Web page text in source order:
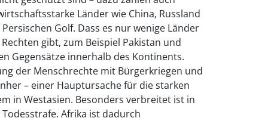
Länder wie China, Russland
Golf. Dass es nur wenige Länder
gibt, zum Beispiel Pakistan und
Gegensätze innerhalb des Kontinents.
der Menschrechte mit Bürgerkriegen und
– einer Hauptursache für die starken
in Westasien. Besonders verbreitet ist in
Afrika ist dadurch